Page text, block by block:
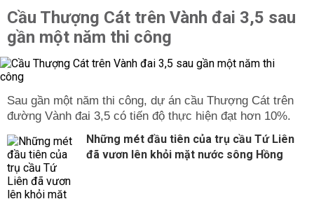
Cầu Thượng Cát trên Vành đai 3,5 sau
gần một năm thi công
Sau gần một năm thi công, dự án cầu Thượng Cát trên
đường Vành đai 3,5 có tiến độ thực hiện đạt hơn 10%.
Những mét đầu tiên của trụ cầu Tứ Liên
đã vươn lên khỏi mặt nước sông Hồng